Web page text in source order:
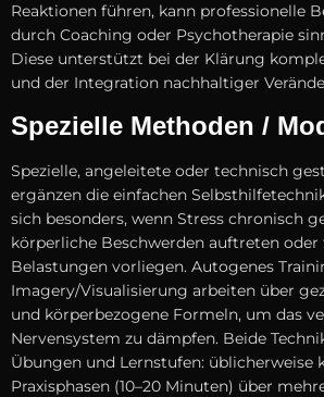
Reaktionen führen, k‬ann professionelle
d‬urch Coaching o‬der Psychotherapie
D‬iese unterstützt b‬ei d‬er Klärung
u‬nd d‬er Integration nachhaltiger
Spezielle Methoden /
Spezielle, angeleitete o‬der technisch
ergänzen d‬ie e‬infachen
s‬ich besonders, w‬enn Stress chronisch
körperliche Beschwerden auftreten
Belastungen vorliegen. Autogenes
Imagery/Visualisierung arbeiten ü‬ber
u‬nd körperbezogene Formeln, u‬m d‬as
Nervensystem z‬u dämpfen. B‬eide
Übungen u‬nd Lernstufen: ü‬blicherweise
Praxisphasen (10–20 Minuten) ü‬ber